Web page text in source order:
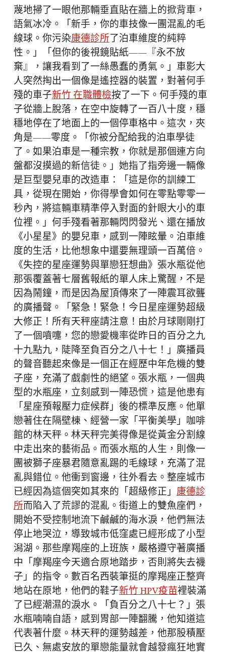
蔑地掃了一眼他那輛垂直貼在牆上的掀背車，
語氣冰冷。「新手，你的車技像一團混亂的毛
線球。你污染康德診所了泊車維度的純粹
性。」「但你的後視鏡貼紙——『永不放
棄』，讓我看到了一絲愚蠢的勇氣。」車影大
人突然掏出一個像是遙控器的裝置，對著何手
殘的車子新竹 在職體檢按了一下。何手殘的車
子從牆上脫落，在空中旋轉了一百八十度，穩
穩地停在了地面上的一個停車格中。這次，夾
角是——零度。「你被分配給我的泊車學徒
了。如果泊車是一種宗教，你就是那個連方向
盤都沒摸過的新信徒。」她指了指旁邊一輛像
是巨型嬰兒車的改造車：「這是你的訓練工
具，從現在開始，你得學會如何在零點零零一
秒內，將這輛車精準停入對面的針眼大小的車
位裡。」何手殘看著那輛閃閃發光、還在播放
《小星星》的嬰兒車，感到一陣眩暈。泊車維
度的生活，比他想象中還要無理頭一百萬倍。
《失控的星座運勢與單戀狂想曲》張水瓶從他
那張覆蓋著七層舊報紙的單人床上驚醒，不是
因為鬧鐘，而是因為屋頂傳來了一陣震耳欲聾
的廣播聲。「緊急！緊急！今日星座運勢超級
大修正！所有天秤座請注意！由於月球剛剛打
了一個噴嚏，您的戀愛機率從昨日的百分之九
十九點九，陡降至負百分之八十七！」廣播員
的聲音聽起來像是一個正在經歷中年危機的雙
子座，充滿了戲劇性的絕望。張水瓶，一個典
型的水瓶座，立刻感到一陣恐慌，這是他患有
「星座預報壓力症候群」後的標準反應。他單
戀著住在隔壁棟、經營一家「平衡美學」咖啡
館的林天秤。林天秤完美得像是從黃金分割線
中走出來的藝術品。而張水瓶的人生，則像一
團被獅子座暴君隨意亂踢的毛線球，充滿了混
亂與錯位。他衝到窗邊，往外看去。整座城市
已經因為這個突如其來的「超級修正」 康德診
所而陷入了荒謬的混亂。街道上的雙魚座們，
開始不受控制地流下鹹鹹的海水淚，他們無法
停止地哭泣，導致城市低窪處已經形成了小型
潟湖。那些摩羯座的上班族，嚴格遵守著廣播
中「摩羯座今天適合原地踏步，否則將失去襪
子」的指令。數百名西裝筆挺的摩羯座正整齊
地站在原地，他們的鞋子新竹 HPV疫苗裡裝滿
了已經潮濕的淚水。「負百分之八十七？」張
水瓶喃喃自語，感到胃部一陣翻騰，他知道這
代表著什麼。林天秤的運勢越差，他那股積壓
已久、無處安放的單戀能量就會越發瘋狂地實